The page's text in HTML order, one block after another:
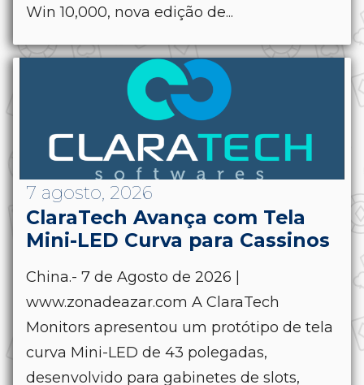
Win 10,000, nova edição de...
7 agosto, 2026
ClaraTech Avança com Tela
Mini-LED Curva para Cassinos
China.- 7 de Agosto de 2026 |
www.zonadeazar.com A ClaraTech
Monitors apresentou um protótipo de tela
curva Mini-LED de 43 polegadas,
desenvolvido para gabinetes de slots,